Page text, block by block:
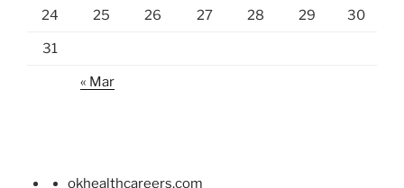
24 25 26 27 28 29 30
31
« Mar
okhealthcareers.com